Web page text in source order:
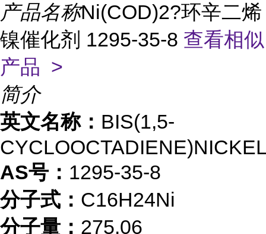
产品名称Ni(COD)2?环辛二烯
镍催化剂 1295-35-8 查看相似
产品 >
简介
英文名称： BIS(1,5-
AS号： 1295-35-8
分子式： C16H24Ni
分子量： 275.06